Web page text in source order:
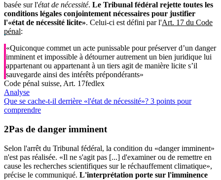
basée sur l'état de nécessité. Le Tribunal fédéral rejette toutes les
conditions légales conjointement nécessaires pour justifier
l'«état de nécessité licite». Celui-ci est défini par l'Art. 17 du Code
pénal:
«Quiconque commet un acte punissable pour préserver d’un danger
imminent et impossible à détourner autrement un bien juridique lui
appartenant ou appartenant à un tiers agit de manière licite s’il
sauvegarde ainsi des intérêts prépondérants»
Code pénal suisse, Art. 17fedlex
Analyse
Que se cache-t-il derrière «l'état de nécessité»? 3 points pour
comprendre
Pas de danger imminent
Selon l'arrêt du Tribunal fédéral, la condition du «danger imminent»
n'est pas réalisée. «Il ne s'agit pas [...] d'examiner ou de remettre en
cause les recherches scientifiques sur le réchauffement climatique»,
précise le communiqué. L'interprétation porte sur l'imminence